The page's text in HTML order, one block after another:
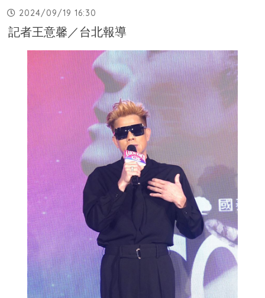
2024/09/19 16:30
記者王意馨／台北報導